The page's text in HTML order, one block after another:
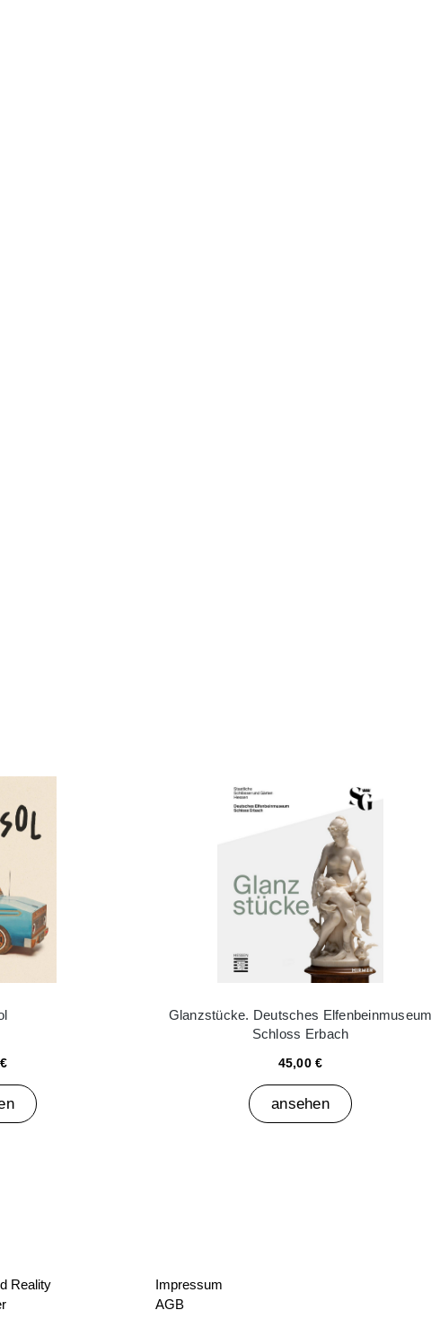
Glanzstücke. Deutsches
Schloss Erbach
45,00 €
ansehen
Reality
Impressum
AGB